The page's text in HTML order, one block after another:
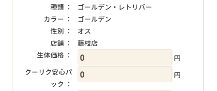
種類 ：
ゴールデン・レトリバー
カラー ：
ゴールデン
性別 ：
オス
店舗 ：
藤枝店
生体価格 ：
円
クーリク安心パ
ック ：
円